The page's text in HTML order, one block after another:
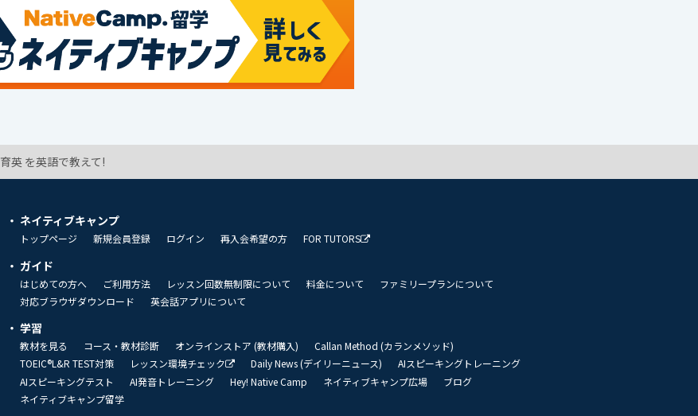
育英 を英語で教えて!
ネイティブキャンプ
トップページ 新規会員登録 ログイン 再入会希望の方 FOR TUTORS
ガイド
はじめての方へ ご利用方法 レッスン回数無制限について 料金について
ファミリープランについて
対応ブラウザダウンロード
英会話アプリについて
学習
教材を見る コース・教材診断 オンラインストア (教材購入)
Callan Method (カランメソッド)
TOEIC®L&R TEST対策
レッスン環境チェック Daily News (デイリーニュース)
AIスピーキングトレーニング
AIスピーキングテスト
AI発音トレーニング Hey! Native Camp ネイティブキャンプ広場
ブログ
ネイティブキャンプ留学